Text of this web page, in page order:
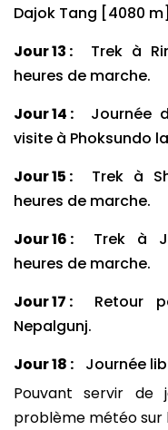
Dajok Tang [4080
Jour 13 :
Trek à
heures de marche.
Jour 14 :
Journée
visite à Phoksundo
Jour 15 :
Trek à
heures de marche.
Jour 16 :
Trek à
heures de marche.
Jour 17 :
Retour
Nepalgunj.
Jour 18 :
Journée
Pouvant servir de
problème météo sur